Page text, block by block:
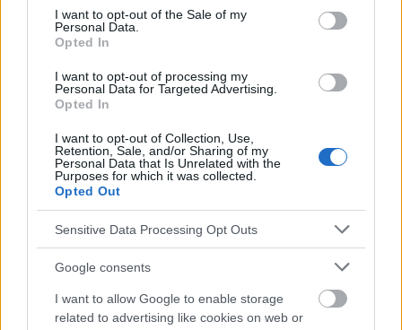
consent section.
I want to opt-out of the Sale of my
Personal Data.
Opted In
I want to opt-out of processing my
Personal Data for Targeted Advertising.
Opted In
I want to opt-out of Collection, Use,
Retention, Sale, and/or Sharing of my
Personal Data that Is Unrelated with the
Purposes for which it was collected.
Opted Out
Sensitive Data Processing Opt Outs
Google consents
I want to allow Google to enable storage
related to advertising like cookies on web or
Un exceso de cafeína en el café puede perturbar el
sueño, provocar
absorción del hierro (por eso es bueno beberlo a
intervalos de una hora después de las comidas).
El café también contieneoxalatos
afectar a la disponibilidad de calcio en el organismo,
pero este efecto puede contrarrestarse comiendo o
bebiendo más productos con calcio (por ejemplo,
¿Y el café es adictivo?